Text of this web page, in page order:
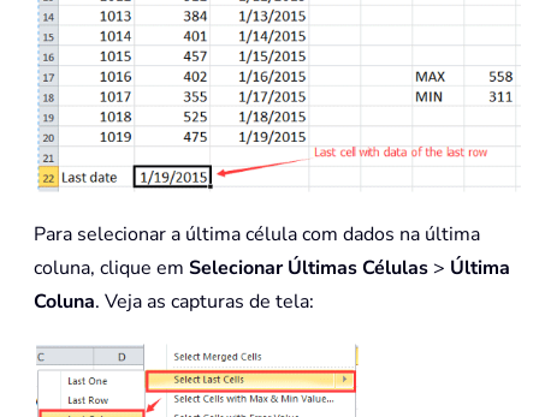
Para selecionar a última célula com dados na última
coluna, clique em Selecionar Últimas Células > Última
Coluna. Veja as capturas de tela: